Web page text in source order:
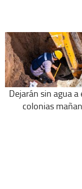
Dejarán sin agua a
colonias